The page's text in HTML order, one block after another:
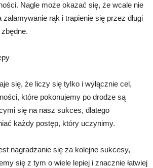
Nagle może okazać się, że wcale nie
załamywanie rąk i trapienie się przez długi
zbędne.
się, że liczy się tylko i wyłącznie cel,
które pokonujemy po drodze są
się na nasz sukces, dlatego
każdy postęp, który uczynimy.
nagradzanie się za kolejne sukcesy,
się z tym o wiele lepiej i znacznie łatwiej